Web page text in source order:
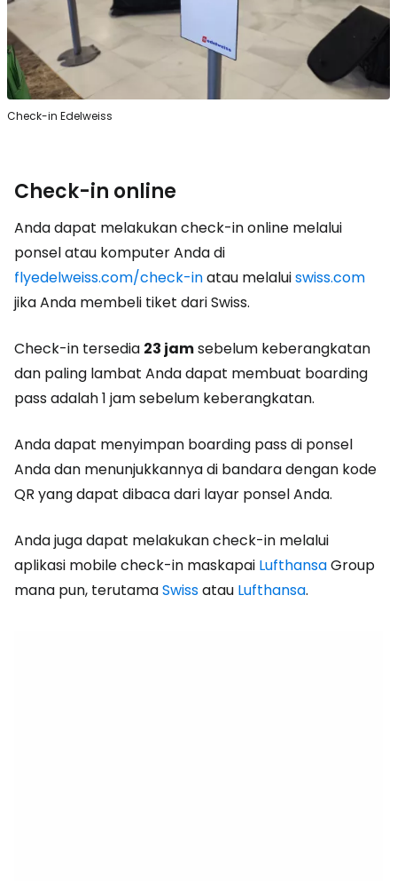
Check-in Edelweiss
Check-in online
Anda dapat melakukan check-in online melalui
ponsel atau komputer Anda di
flyedelweiss.com/check-inatau melaluiswiss.com
jika Anda membeli tiket dari Swiss.
Check-in tersedia 23 jamsebelum keberangkatan
dan paling lambat Anda dapat membuat boarding
pass adalah 1 jam sebelum keberangkatan.
Anda dapat menyimpan boarding pass di ponsel
Anda dan menunjukkannya di bandara dengan kode
QR yang dapat dibaca dari layar ponsel Anda.
Anda juga dapat melakukan check-in melalui
aplikasi mobile check-in maskapai LufthansaGroup
mana pun, terutamaSwissatau Lufthansa.